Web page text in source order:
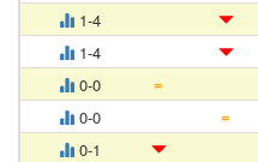
1-4
1-4
0-0
=
0-0
=
0-1